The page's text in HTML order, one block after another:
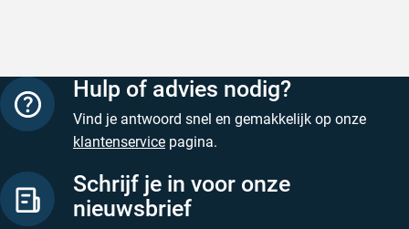
Hulp of advies nodig?
Vind je antwoord snel en gemakkelijk op onze
klantenservice pagina.
Schrijf je in voor onze
nieuwsbrief